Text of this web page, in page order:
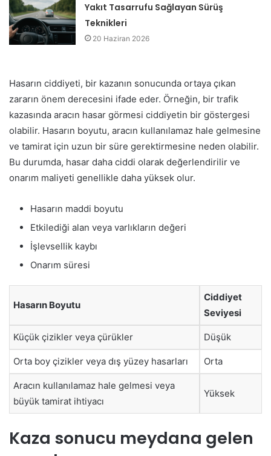
Yakıt Tasarrufu Sağlayan Sürüş
Teknikleri
20 Haziran 2026
Hasarın ciddiyeti, bir kazanın sonucunda ortaya çıkan
zararın önem derecesini ifade eder. Örneğin, bir trafik
kazasında aracın hasar görmesi ciddiyetin bir göstergesi
olabilir. Hasarın boyutu, aracın kullanılamaz hale gelmesine
ve tamirat için uzun bir süre gerektirmesine neden olabilir.
Bu durumda, hasar daha ciddi olarak değerlendirilir ve
onarım maliyeti genellikle daha yüksek olur.
Hasarın maddi boyutu
Etkilediği alan veya varlıkların değeri
İşlevsellik kaybı
Onarım süresi
Hasarın Boyutu
Ciddiyet
Seviyesi
Küçük çizikler veya çürükler Düşük
Orta boy çizikler veya dış yüzey hasarları Orta
Aracın kullanılamaz hale gelmesi veya
büyük tamirat ihtiyacı
Yüksek
Kaza sonucu meydana gelen